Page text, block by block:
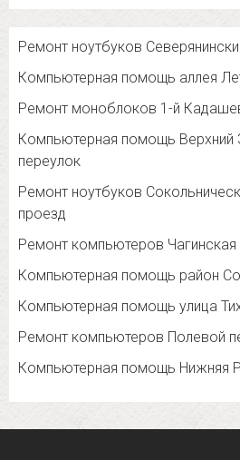
Ремонт ноутбуков
Компьютерная помощь аллея
Ремонт моноблоков 1-й
Компьютерная помощь Верхний
переулок
Ремонт ноутбуков
проезд
Ремонт компьютеров Чагинская
Компьютерная помощь район
Компьютерная помощь улица
Ремонт компьютеров Полевой
Компьютерная помощь Нижняя